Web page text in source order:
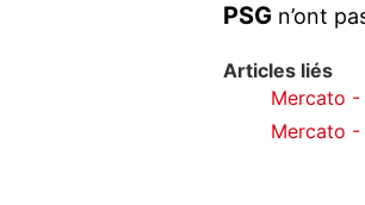
PSG n’ont
Articles liés
Mercato -
Mercato -